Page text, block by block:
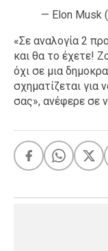
— Elon Musk
«Σε αναλογία 2
και θα το έχετε!
όχι σε μια
σχηματίζεται για
σας», ανέφερε σε